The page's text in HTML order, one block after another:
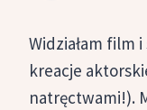
Widziałam film
kreacje
natręctwami!).